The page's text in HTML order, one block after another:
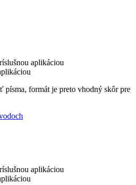
aplikáciou
formát je preto vhodný skôr pre
aplikáciou